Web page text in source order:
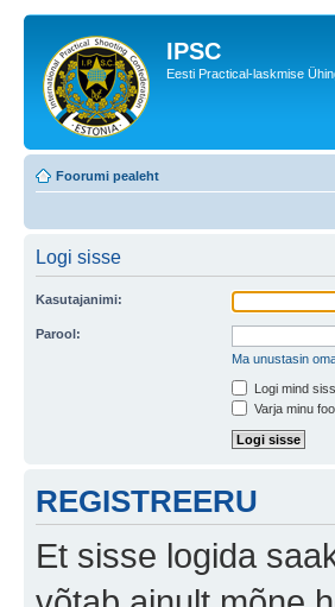
IPSC
Eesti Practical-laskmise
Foorumi pealeht
Logi sisse
Kasutajanimi:
Parool:
Ma unustasin
Logi mind
Varja minu
REGISTREERU
Et sisse logida